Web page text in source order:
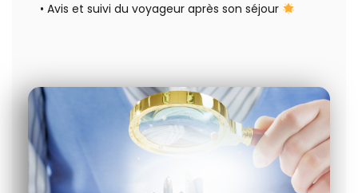
• Avis et suivi du voyageur après son séjour